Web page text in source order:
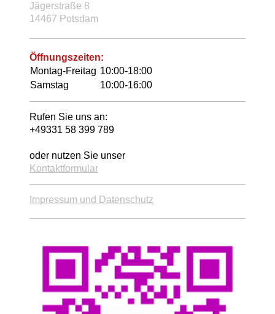
Jägerstraße 8
14467 Potsdam
Öffnungszeiten:
Montag-Freitag 10:00-18:00
Samstag
10:00-16:00
Rufen Sie uns an:
+49331 58 399 789
oder nutzen Sie unser
Kontaktformular
Impressum und Datenschutz